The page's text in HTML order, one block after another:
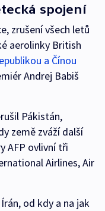
spojení
zrušení všech letů
aerolinky British
a Čínou
Andrej Babiš
Pákistán,
země zváží další
AFP ovlivní tři
Airlines, Air
od kdy a na jak